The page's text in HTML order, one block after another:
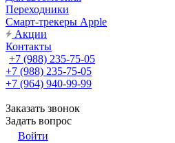
Переходники
Смарт-трекеры Apple
Акции
Контакты
+7 (988) 235-75-05
+7 (988) 235-75-05
+7 (964) 940-99-99
Заказать звонок
Задать вопрос
Войти